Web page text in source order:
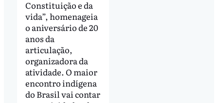
Constituição e da
vida”, homenageia
o aniversário de 20
anos da
articulação,
organizadora da
atividade. O maior
encontro indígena
do Brasil vai contar